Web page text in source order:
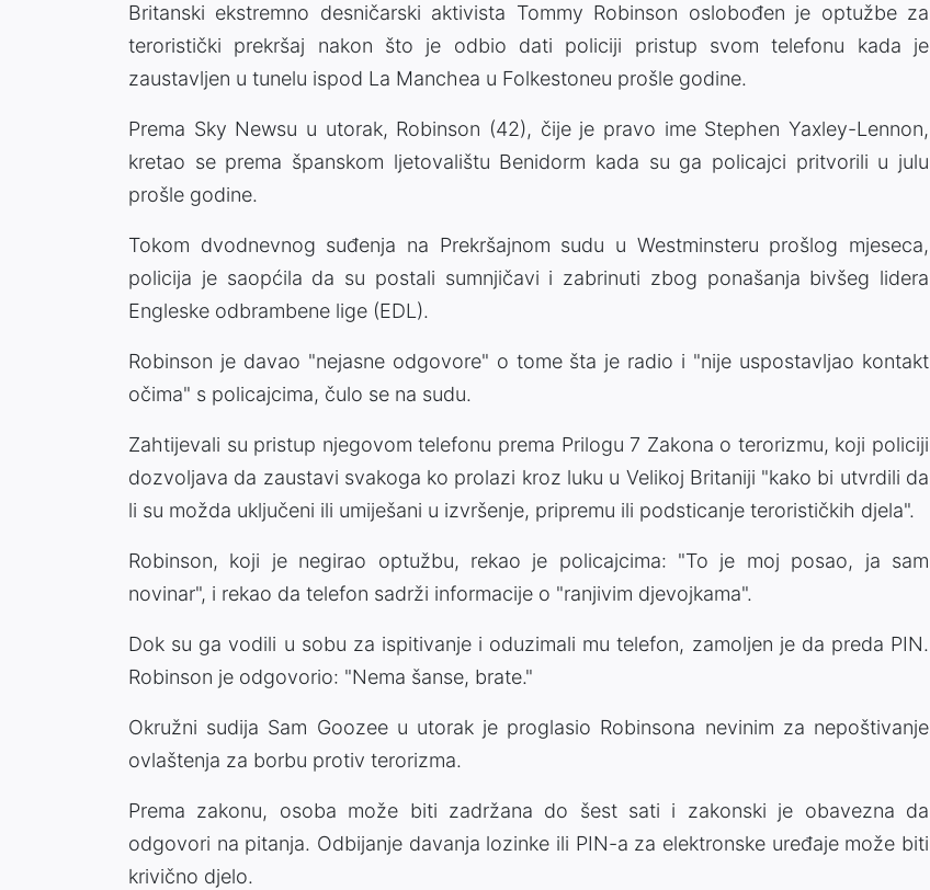
Britanski ekstremno desničarski aktivista Tommy Robinson oslobođen je optužbe za
teroristički prekršaj nakon što je odbio dati policiji pristup svom telefonu kada je
zaustavljen u tunelu ispod La Manchea u Folkestoneu prošle godine.
Prema Sky Newsu u utorak, Robinson (42), čije je pravo ime Stephen Yaxley-Lennon,
kretao se prema španskom ljetovalištu Benidorm kada su ga policajci pritvorili u julu
prošle godine.
Tokom dvodnevnog suđenja na Prekršajnom sudu u Westminsteru prošlog mjeseca,
policija je saopćila da su postali sumnjičavi i zabrinuti zbog ponašanja bivšeg lidera
Engleske odbrambene lige (EDL).
Robinson je davao "nejasne odgovore" o tome šta je radio i "nije uspostavljao kontakt
očima" s policajcima, čulo se na sudu.
Zahtijevali su pristup njegovom telefonu prema Prilogu 7 Zakona o terorizmu, koji policiji
dozvoljava da zaustavi svakoga ko prolazi kroz luku u Velikoj Britaniji "kako bi utvrdili da
li su možda uključeni ili umiješani u izvršenje, pripremu ili podsticanje terorističkih djela".
Robinson, koji je negirao optužbu, rekao je policajcima: "To je moj posao, ja sam
novinar", i rekao da telefon sadrži informacije o "ranjivim djevojkama".
Dok su ga vodili u sobu za ispitivanje i oduzimali mu telefon, zamoljen je da preda PIN.
Robinson je odgovorio: "Nema šanse, brate."
Okružni sudija Sam Goozee u utorak je proglasio Robinsona nevinim za nepoštivanje
ovlaštenja za borbu protiv terorizma.
Prema zakonu, osoba može biti zadržana do šest sati i zakonski je obavezna da
odgovori na pitanja. Odbijanje davanja lozinke ili PIN-a za elektronske uređaje može biti
krivično djelo.